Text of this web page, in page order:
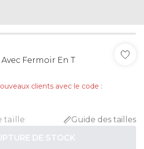
Fermoir En T
clients avec le code :
taille:
Guide des tailles
DE STOCK